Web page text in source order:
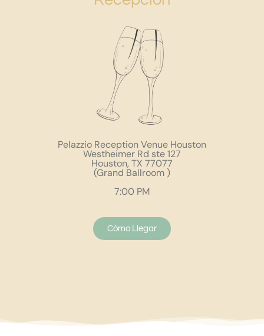
Pelazzio Reception Venue Houston
Westheimer Rd ste 127
Houston, TX 77077
(Grand Ballroom )
7:00 PM
Cómo Llegar